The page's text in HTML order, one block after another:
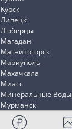
Курск
Липецк
Люберцы
Магадан
Магнитогорск
Мариуполь
Махачкала
Миасс
Минеральные Воды
Мурманск
Мытищи